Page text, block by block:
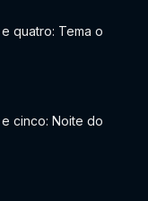
quatro: Tema o
cinco: Noite do